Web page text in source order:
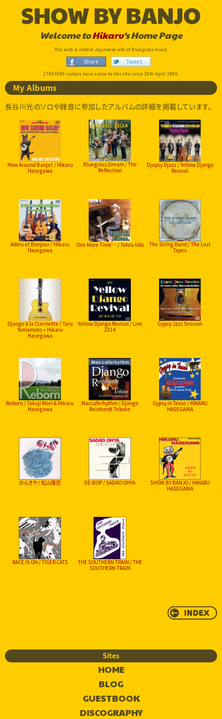
SHOW BY BANJO
Welcome toHikaru’s Home Page
This web is oldest Japanese site of bluegrass music.
Share Tweet
17467990 visitors have come to this site since 26th April 1996.
My Albums
長谷川光のソロや録音に参加したアルバムの詳細を掲載しています。
How Around Banjo? / Hikaru
Hasegawa
Bluegrass Dream / The
Reflection
Djapsy Djazz / Yellow Django
Revival
Adieu et Bonjour / Hikaru
Hasegawa
One More Time… / Tohru Iida
The String Band / The Lost
Tapes
Django à la Clarinette / Taro
Yamamoto + Hikaru
Hasegawa
Yellow Django Revival / Live
2014
Gypsy Jazz Session
Reborn / Takuji Mori & Hikaru
Hasegawa
Maccaferhythm / Django
Reinhardt Tribute
Gypsy in Texas / HIKARU
HASEGAWA
のんきや / 松山隆宏 DE-BOP / SADAO OHYA
SHOW BY BANJO / HIKARU
HASEGAWA
RACE IS ON / TIGER CATS
THE SOUTHERN TRAIN / THE
SOUTHERN TRAIN
Sites
HOME
BLOG
GUESTBOOK
DISCOGRAPHY